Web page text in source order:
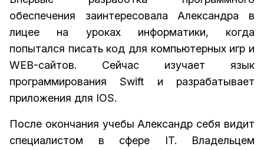
обеспечения заинтересовала Александра в
лицее на уроках информатики, когда
попытался писать код для компьютерных игр и
WEB-сайтов. Сейчас изучает язык
программирования Swift и разрабатывает
приложения для IOS.
После окончания учебы Александр себя видит
специалистом в сфере IT. Владельцем